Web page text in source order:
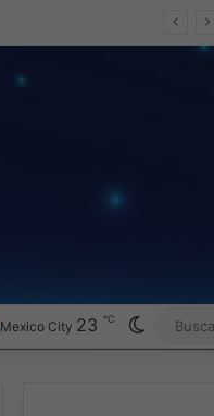
Mexico City 23 ℃ Switch